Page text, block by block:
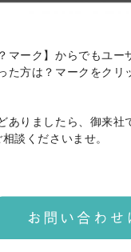
マーク】からでもユ
た方は？マークをクリ
ありましたら、御来
談くださいませ。